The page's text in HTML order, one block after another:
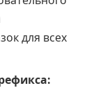
для всех